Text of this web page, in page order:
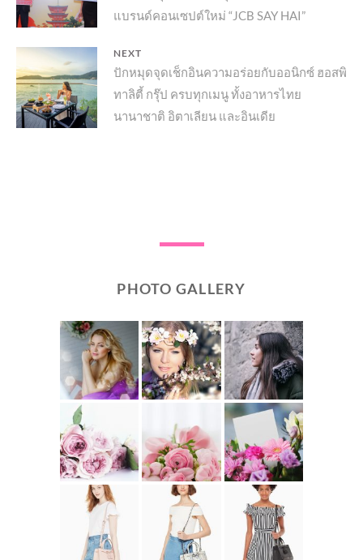
แบรนด์คอนเซปต์ใหม่ “JCB SAY HAI”
NEXT
Next
post:
ปักหมุดจุดเช็กอินความอร่อยกับออนิกซ์ ฮอสพิ
ทาลิตี้ กรุ๊ป ครบทุกเมนู ทั้งอาหารไทย
นานาชาติ อิตาเลียน และอินเดีย
PHOTO GALLERY